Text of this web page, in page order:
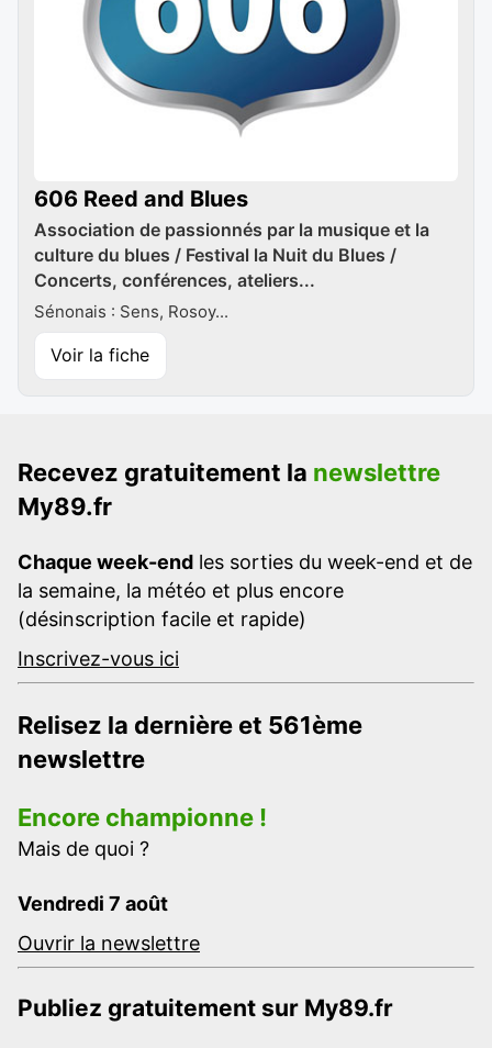
606 Reed and Blues
Association de passionnés par la musique et la
culture du blues / Festival la Nuit du Blues /
Concerts, conférences, ateliers...
Sénonais : Sens, Rosoy...
Voir la fiche
Recevez gratuitement la newslettre
My89.fr
Chaque week-end les sorties du week-end et de
la semaine, la météo et plus encore
(désinscription facile et rapide)
Inscrivez-vous ici
Relisez la dernière et 561ème
newslettre
Encore championne !
Mais de quoi ?
Vendredi 7 août
Ouvrir la newslettre
Publiez gratuitement sur My89.fr